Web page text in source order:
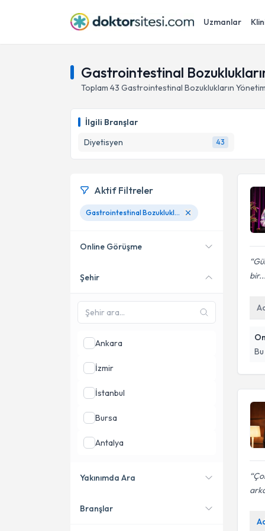
Uzmanlar
Gastrointestinal
Toplam 43 Gastrointestinal Bozuklukların
İlgili Branşlar
Diyetisyen
43
bir...
Aktif Filtreler
Gastrointestinal Bozuklukların Yönetimi
Online Görüşme
Online danışmanlık sunan
Şehir
Ankara
İzmir
İstanbul
Bursa
Antalya
Yakınımda Ara
Konumuma yakın uzmanları
Branşlar